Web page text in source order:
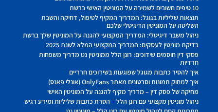
10 טיפים חשובים לשמירה על המוניטין האישי ברשת
תוצאות שליליות בגוגל: המדריך המקיף לטיפול, דחיקה והשבת
השליטה על המוניטין הדיגיטלי שלכם
ניהול משבר דיגיטלי: המדריך המקצועי להגנה על המוניטין שלך ברשת
בדיקת מוניטין לעסקים: המדריך המקצועי המלא לשנת 2025
פסקי דין חוסמים שידוכים: רונן הלל ממוניטין נט מדריך משפחות
חרדיות
איך להסיר כתבות מגוגל שפוגעות בשידוכים חרדיים
איך למחוק תמונות וסרטונים מאתר OnlyFans (אונלי פאנס)
מחיקה של פסק דין – מדריך מקיף להגנה על המוניטין האישי
ניהול מוניטין מקצועי עם רונן הלל – הסרת כתבות שליליות ומידע רגיש